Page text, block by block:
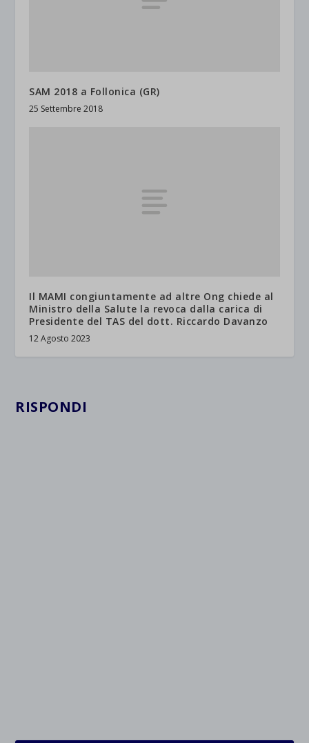
SAM 2018 a Follonica (GR)
25 Settembre 2018
Il MAMI congiuntamente ad altre Ong chiede al
Ministro della Salute la revoca dalla carica di
Presidente del TAS del dott. Riccardo Davanzo
12 Agosto 2023
RISPONDI